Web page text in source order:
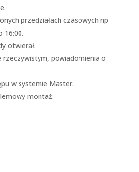
przedziałach czasowych np
16:00.
otwierał.
rzeczywistym, powiadomienia o
w systemie Master.
montaż.